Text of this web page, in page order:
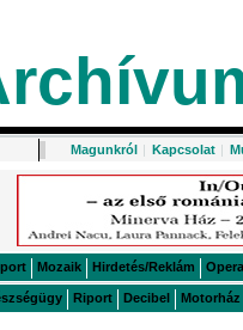
Magunkról | Kapcsolat |
Mozaik Hirdetés/Reklám Opera
Riport Decibel Motorház